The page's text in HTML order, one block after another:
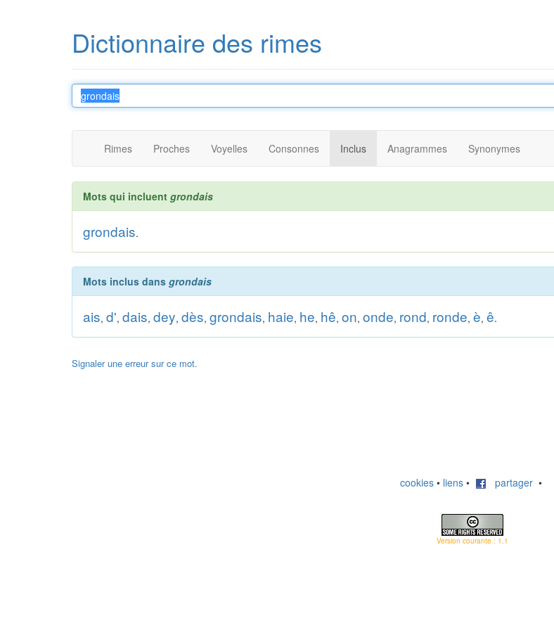
Dictionnaire des rimes
Rimes Proches Voyelles Consonnes Inclus Anagrammes Synonymes
Mots qui incluent grondais
grondais.
Mots inclus dans grondais
ais, d', dais, dey, dès, grondais, haie, he, hê, on, onde, rond, ronde, è, ê.
Signaler une erreur sur ce mot.
cookies • liens • partager •
Version courante : 1.1